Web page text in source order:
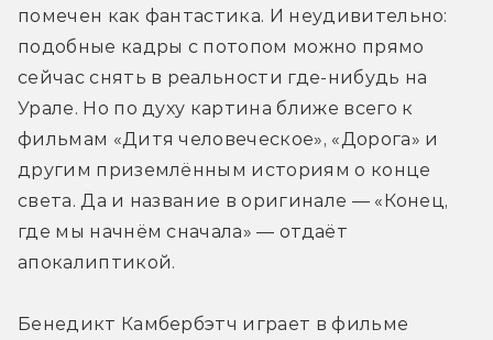
помечен как фантастика. И неудивительно:
подобные кадры с потопом можно прямо
сейчас снять в реальности где-нибудь на
Урале. Но по духу картина ближе всего к
фильмам «Дитя человеческое», «Дорога» и
другим приземлённым историям о конце
света. Да и название в оригинале — «Конец,
где мы начнём сначала» — отдаёт
апокалиптикой.
Бенедикт Камбербэтч играет в фильме